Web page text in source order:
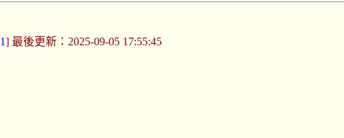
] 最後更新：2025-09-05 17:55:45